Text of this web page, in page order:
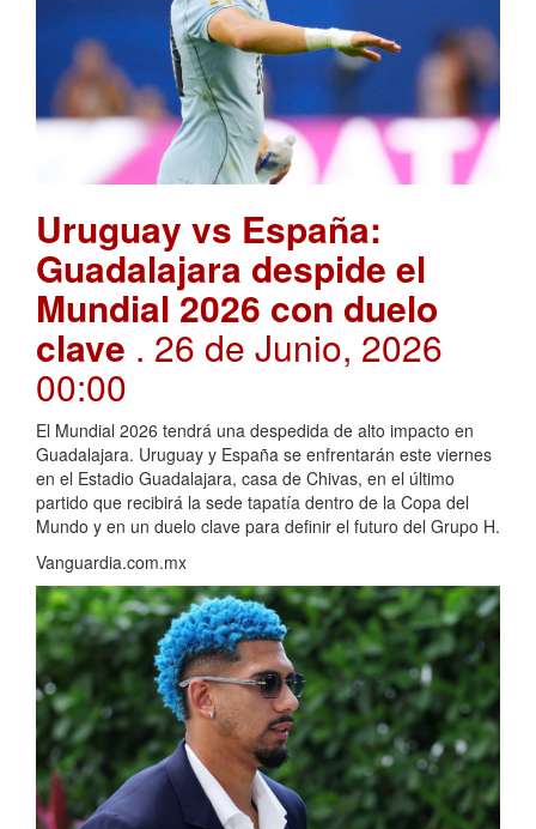
Uruguay vs España:
Guadalajara despide el
Mundial 2026 con duelo
clave . 26 de Junio, 2026
00:00
El Mundial 2026 tendrá una despedida de alto impacto en
Guadalajara. Uruguay y España se enfrentarán este viernes
en el Estadio Guadalajara, casa de Chivas, en el último
partido que recibirá la sede tapatía dentro de la Copa del
Mundo y en un duelo clave para definir el futuro del Grupo H.
Vanguardia.com.mx